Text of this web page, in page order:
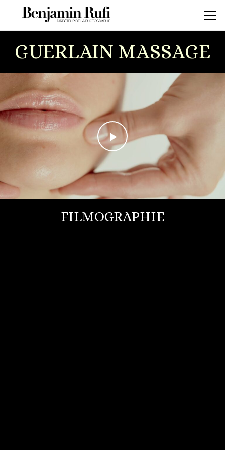
GUERLAIN MASSAGE
FILMOGRAPHIE